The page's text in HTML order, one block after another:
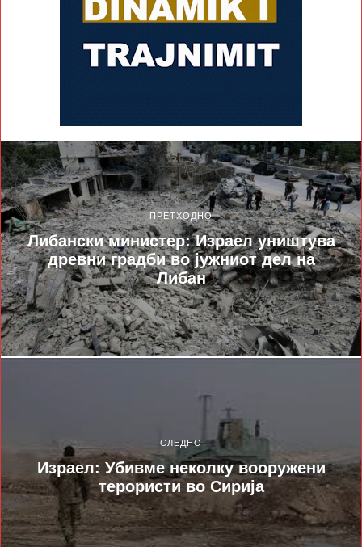
ПРЕТХОДНО
Либански министер: Израел уништува
древни градби во јужниот дел на
Либан
СЛЕДНО
Израел: Убивме неколку вооружени
терористи во Сирија